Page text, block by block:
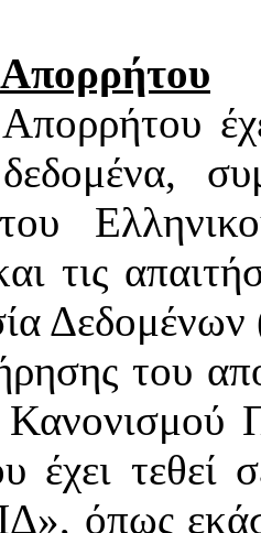
του
τις
του
έχει τεθεί
όπως